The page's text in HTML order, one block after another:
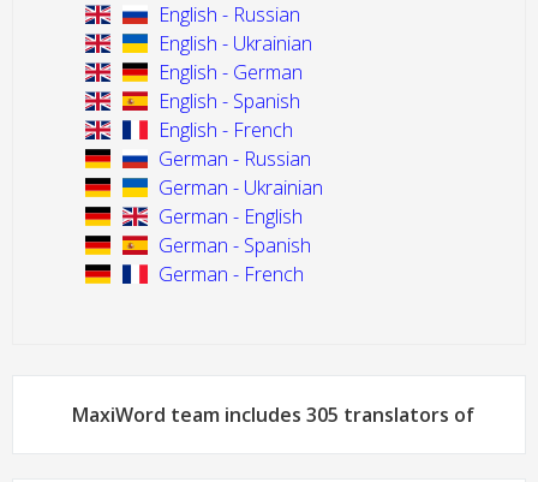
English - Russian
English - Ukrainian
English - German
English - Spanish
English - French
German - Russian
German - Ukrainian
German - English
German - Spanish
German - French
MaxiWord team includes 305 translators of